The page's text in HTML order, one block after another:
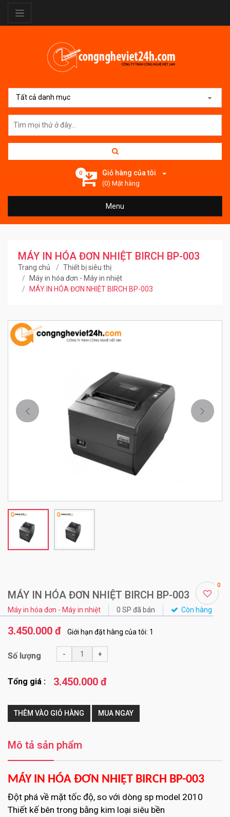
Tất cả danh mục
0 Giỏ hàng của tôi
(0) Mặt hàng
Menu
MÁY IN HÓA ĐƠN NHIỆT BIRCH BP-003
Trang chủ
Thiết bị siêu thị
Máy in hóa đơn - Máy in nhiệt
MÁY IN HÓA ĐƠN NHIỆT BIRCH BP-003
Trước Kế
0
MÁY IN HÓA ĐƠN NHIỆT BIRCH BP-003
Máy in hóa đơn - Máy in nhiệt 0 SP đã bán Còn hàng
3.450.000 đ Giới hạn đặt hàng của tôi: 1
Số lượng - +
Tổng giá : 3.450.000 đ
THÊM VÀO GIỎ HÀNG MUA NGAY
Mô tả sản phẩm
MÁY IN HÓA ĐƠN NHIỆT BIRCH BP-003
Đột phá về mặt tốc độ, so với dòng sp model 2010
Thiết kế bên trong bằng kim loại siêu bền